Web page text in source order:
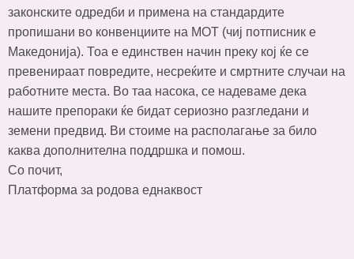
законските одредби и примена на стандардите
пропишани во конвенциите на МОТ (чиј потписник е
Македонија). Тоа е единствен начин преку кој ќе се
превенираат повредите, несреќите и смртните случаи на
работните места. Во таа насока, се надеваме дека
нашите препораки ќе бидат сериозно разгледани и
земени предвид. Ви стоиме на располагање за било
каква дополнителна поддршка и помош.
Со почит,
Платформа за родова еднаквост